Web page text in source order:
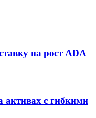
на рост ADA
активах с гибкими